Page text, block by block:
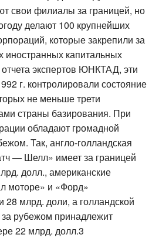
свои филиалы за границей, но
делают 100 крупнейших
которые закрепили за
иностранных капитальных
экспертов ЮНКТАД, эти
г. контролировали состояние
не меньше трети
страны базирования. При
обладают громадной
Так, англо-голландская
— Шелл» имеет за границей
долл., американские
моторе» и «Форд»
28 млрд. доли, а голландской
рубежом принадлежит
22 млрд. долл.3